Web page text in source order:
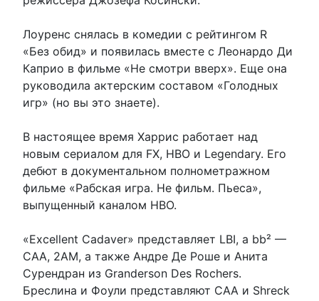
Лоуренс снялась в комедии с рейтингом R
«Без обид» и появилась вместе с Леонардо Ди
Каприо в фильме «Не смотри вверх». Еще она
руководила актерским составом «Голодных
игр» (но вы это знаете).
В настоящее время Харрис работает над
новым сериалом для FX, HBO и Legendary. Его
дебют в документальном полнометражном
фильме «Рабская игра. Не фильм. Пьеса»,
выпущенный каналом HBO.
«Excellent Cadaver» представляет LBI, а bb² —
CAA, 2AM, а также Андре Де Роше и Анита
Сурендран из Granderson Des Rochers.
Бреслина и Фоули представляют CAA и Shreck